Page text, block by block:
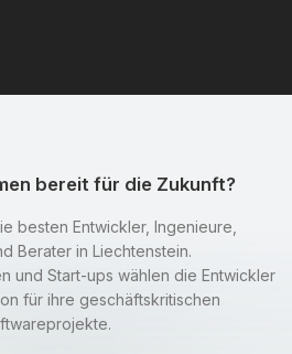
bereit für die Zukunft?
besten Entwickler, Ingenieure,
Berater in Liechtenstein.
und Start-ups wählen die Entwickler
für ihre geschäftskritischen